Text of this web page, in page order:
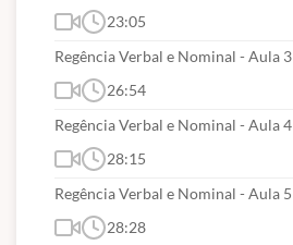
23:05
Regência Verbal e Nominal - Aula 3
26:54
Regência Verbal e Nominal - Aula 4
28:15
Regência Verbal e Nominal - Aula 5
28:28